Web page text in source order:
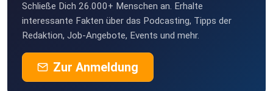
Schließe Dich 26.000+ Menschen an. Erhalte
interessante Fakten über das Podcasting, Tipps der
Redaktion, Job-Angebote, Events und mehr.
Zur Anmeldung